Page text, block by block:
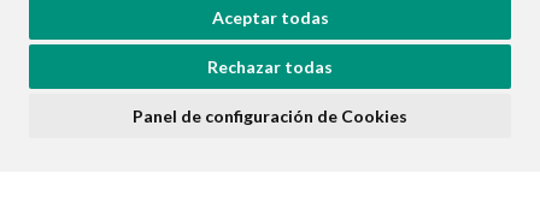
Si acepta pulsando el botón“Aceptar todas”
consideramos que acepta su uso. Si pulsa el botón
ninguna acción, se guardarán las cookies técnicas
Aceptar todas
Rechazar todas
Panel de configuración de Cookies